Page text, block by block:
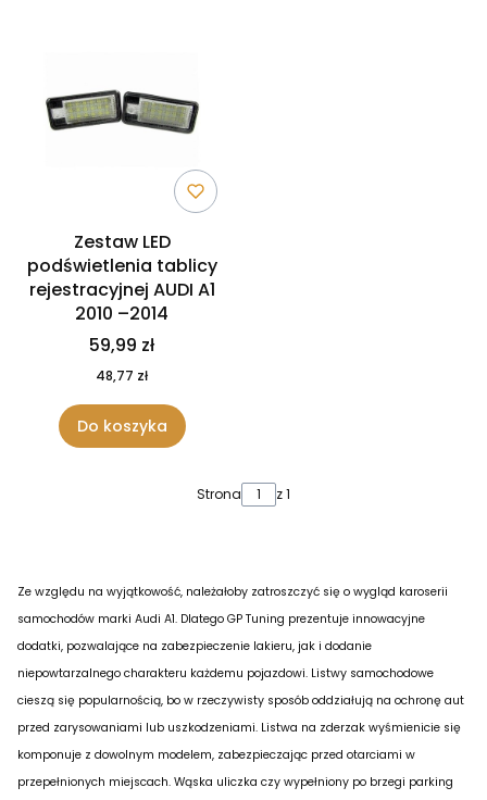
Zestaw LED
podświetlenia tablicy
rejestracyjnej AUDI A1
2010 –2014
59,99 zł
48,77 zł
Do koszyka
Strona z 1
Ze względu na wyjątkowość, należałoby zatroszczyć się o wygląd karoserii
samochodów marki Audi A1. Dlatego GP Tuning prezentuje innowacyjne
dodatki, pozwalające na zabezpieczenie lakieru, jak i dodanie
niepowtarzalnego charakteru każdemu pojazdowi. Listwy samochodowe
cieszą się popularnością, bo w rzeczywisty sposób oddziałują na ochronę aut
przed zarysowaniami lub uszkodzeniami. Listwa na zderzak wyśmienicie się
komponuje z dowolnym modelem, zabezpieczając przed otarciami w
przepełnionych miejscach. Wąska uliczka czy wypełniony po brzegi parking